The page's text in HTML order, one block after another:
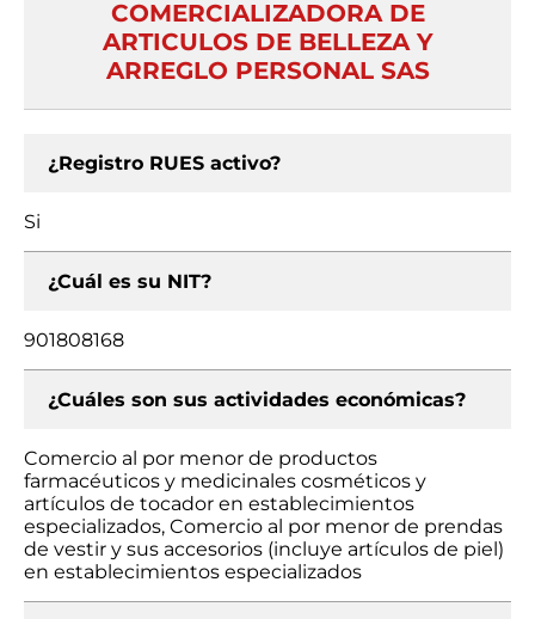
COMERCIALIZADORA DE
ARTICULOS DE BELLEZA Y
ARREGLO PERSONAL SAS
¿Registro RUES activo?
Si
¿Cuál es su NIT?
901808168
¿Cuáles son sus actividades económicas?
Comercio al por menor de productos
farmacéuticos y medicinales cosméticos y
artículos de tocador en establecimientos
especializados, Comercio al por menor de prendas
de vestir y sus accesorios (incluye artículos de piel)
en establecimientos especializados